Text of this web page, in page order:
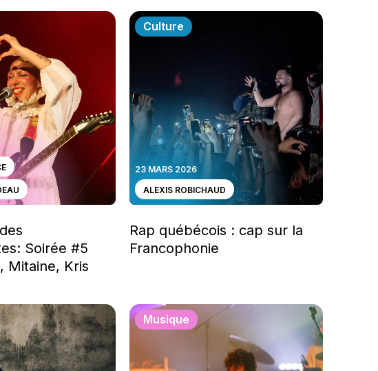
Soirée #5
Mitaine, Kris
Culture
23 MARS 2026
ALEXIS ROBICHAUD
Rap québécois : cap sur la
Francophonie
Musique